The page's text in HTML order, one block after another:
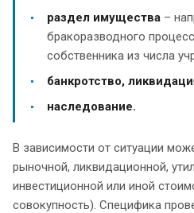
раздел имущества –
бракоразводного
собственника из числа
банкротство,
наследование.
В зависимости от ситуации
рыночной, ликвидационной,
инвестиционной или иной
совокупность). Специфика